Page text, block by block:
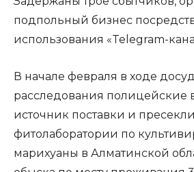
подпольный бизнес
использования «Telegram-
В начале февраля в ходе
расследования полицейские
источник поставки и
фитолаборатории по
марихуаны в Алматинской